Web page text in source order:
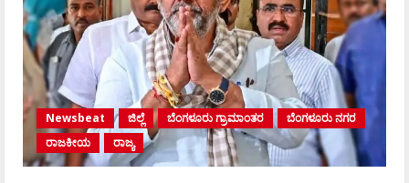
Newsbeat ಜಿಲ್ಲೆ ಬೆಂಗಳೂರು ಗ್ರಾಮಾಂತರ
ಬೆಂಗಳೂರು ನಗರ
ರಾಜಕೀಯ
ರಾಜ್ಯ